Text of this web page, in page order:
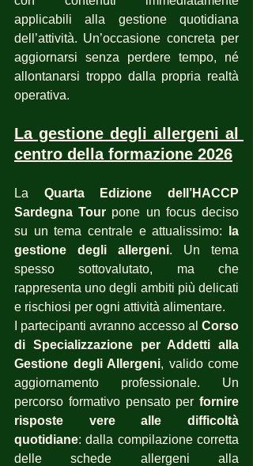
applicabili alla gestione quotidiana
dell’attività. Un’occasione concreta per
aggiornarsi senza perdere tempo, né
allontanarsi troppo dalla propria realtà
operativa.
La gestione degli allergeni al
centro della formazione 2026
La Quarta Edizione dell’HACCP
Sardegna Tour pone un focus deciso
su un tema centrale e attualissimo:
la
gestione degli allergeni. Un tema
spesso sottovalutato, ma che
rappresenta uno degli ambiti più delicati
e rischiosi per ogni attività alimentare.
I partecipanti avranno accesso al Corso
di Specializzazione per Addetti alla
Gestione degli Allergeni, valido come
aggiornamento professionale. Un
percorso formativo pensato per fornire
risposte vere alle difficoltà
quotidiane: dalla compilazione corretta
delle schede allergeni alla